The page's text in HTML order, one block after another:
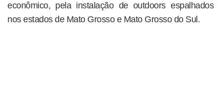
econômico, pela instalação de outdoors espalhados
nos estados de Mato Grosso e Mato Grosso do Sul.